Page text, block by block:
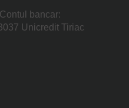
bancar:
Unicredit Tiriac